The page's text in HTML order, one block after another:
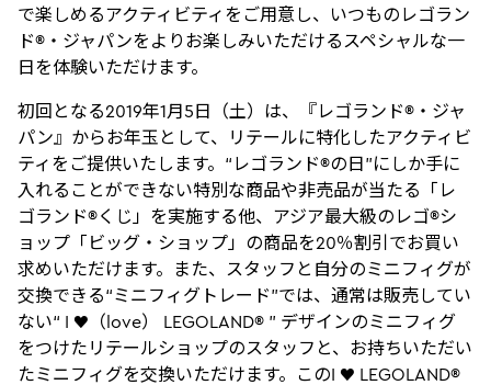
で楽しめるアクティビティをご用意し、いつものレゴラン
ド®・ジャパンをよりお楽しみいただけるスペシャルな一
日を体験いただけます。
初回となる2019年1月5日（土）は、『レゴランド®・ジャ
パン』からお年玉として、リテールに特化したアクティビ
ティをご提供いたします。“レゴランド®の日”にしか手に
入れることができない特別な商品や非売品が当たる「レ
ゴランド®くじ」を実施する他、アジア最大級のレゴ®シ
ョップ「ビッグ・ショップ」の商品を20％割引でお買い
求めいただけます。また、スタッフと自分のミニフィグが
交換できる“ミニフィグトレード”では、通常は販売してい
ない“ I ♥（love） LEGOLAND® ” デザインのミニフィグ
をつけたリテールショップのスタッフと、お持ちいただい
たミニフィグを交換いただけます。このI ♥ LEGOLAND®